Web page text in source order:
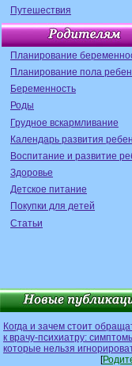
Путешествия
Планирование
Планирование пола
Беременность
Роды
Грудное вскармливание
Календарь развития
Воспитание и развитие
Здоровье
Детское питание
Покупки для детей
Статьи
Когда и зачем стоит
к врачу-психиатру:
которые нельзя
[